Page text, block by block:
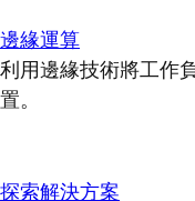
邊緣運算
利用邊緣技術將工作
置。
探索解決方案